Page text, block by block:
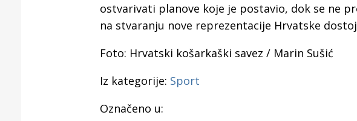
ostvarivati planove koje je postavio, dok se ne
na stvaranju nove reprezentacije Hrvatske
Foto: Hrvatski košarkaški savez / Marin Sušić
Iz kategorije: Sport
Označeno u: